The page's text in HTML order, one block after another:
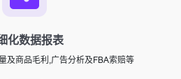
化数据报表
及商品毛利,广告分析及FBA索赔等